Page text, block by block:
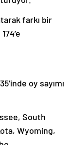
farkı bir
oy sayımı
South
Wyoming,